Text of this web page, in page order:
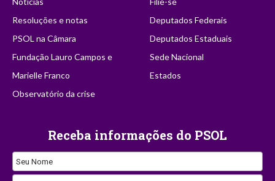
Resoluções e notas
PSOL na Câmara
Fundação Lauro Campos e
Marielle Franco
Observatório da crise
Deputados Federais
Deputados Estaduais
Sede Nacional
Estados
Receba informações do PSOL
Seu Nome